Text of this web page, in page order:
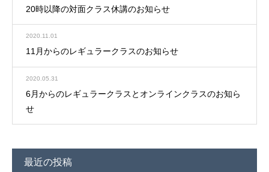
20時以降の対面クラス休講のお知らせ
2020.11.01
11月からのレギュラークラスのお知らせ
2020.05.31
6月からのレギュラークラスとオンラインクラスのお知ら
せ
最近の投稿